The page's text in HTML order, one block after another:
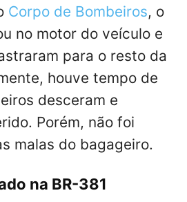
Corpo de Bombeiros, o
no motor do veículo e
para o resto da
houve tempo de
desceram e
Porém, não foi
malas do bagageiro.
na BR-381